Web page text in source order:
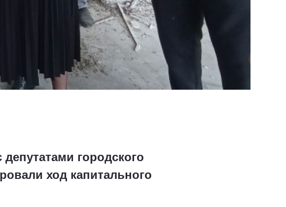
городского
ход капитального